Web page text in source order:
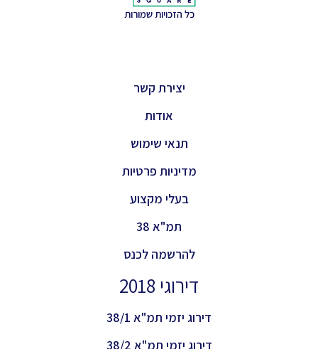
כל הזכויות שמורות
יצירת קשר
אודות
תנאי שימוש
מדיניות פרטיות
בעלי מקצוע
תמ"א 38
להרשמה לכנס
דירוגי 2018
דירוג יזמי תמ"א 38/1
דירוג יזמי תמ"א 38/2